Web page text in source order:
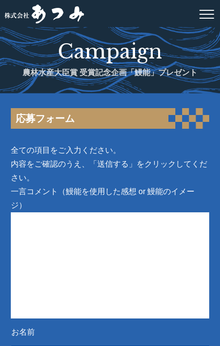
Campaign
農林水産大臣賞 受賞記念企画「鰻能」プレゼント
応募フォーム
全ての項目をご入力ください。
内容をご確認のうえ、「送信する」をクリックしてくだ
さい。
一言コメント（鰻能を使用した感想 or 鰻能のイメー
ジ）
お名前